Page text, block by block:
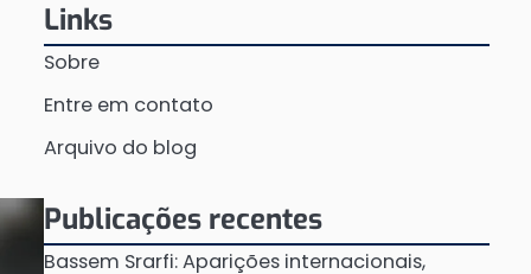
Links
Sobre
Entre em contato
Arquivo do blog
Publicações recentes
Bassem Srarfi: Aparições internacionais,